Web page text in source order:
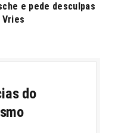
e pede desculpas
do